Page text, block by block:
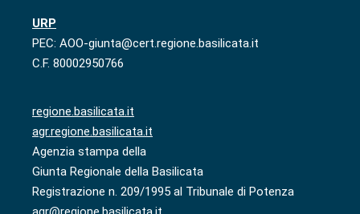
URP
PEC: AOO-giunta@cert.regione.basilicata.it
C.F. 80002950766
regione.basilicata.it
agr.regione.basilicata.it
Agenzia stampa della
Giunta Regionale della Basilicata
Registrazione n. 209/1995 al Tribunale di Potenza